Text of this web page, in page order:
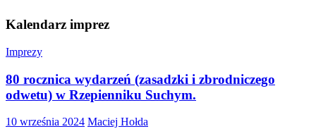
Kalendarz imprez
Imprezy
80 rocznica wydarzeń (zasadzki i zbrodniczego
odwetu) w Rzepienniku Suchym.
10 września 2024 Maciej Hołda